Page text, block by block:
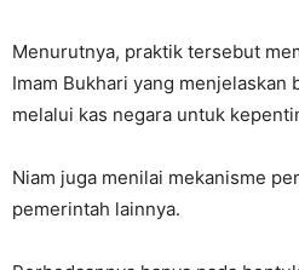
Menurutnya, praktik tersebut
Imam Bukhari yang
melalui kas negara untuk
Niam juga menilai mekanisme
pemerintah lainnya.